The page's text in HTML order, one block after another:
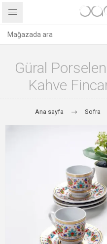
Güral
Kahve
Ana sayfa Sofra